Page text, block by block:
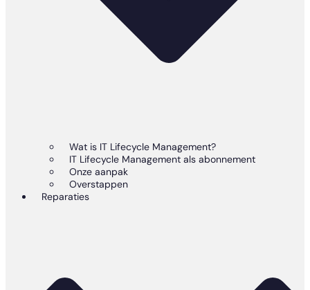
Wat is IT Lifecycle Management?
IT Lifecycle Management als abonnement
Onze aanpak
Overstappen
Reparaties